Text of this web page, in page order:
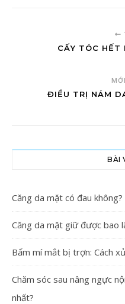
CẤY TÓC HẾT
ĐIỀU TRỊ NÁM
BÀI
Căng da mặt có đau
Căng da mặt giữ được bao
Bấm mí mắt bị trợn: Cách
Chăm sóc sau nâng ngực
nhất?